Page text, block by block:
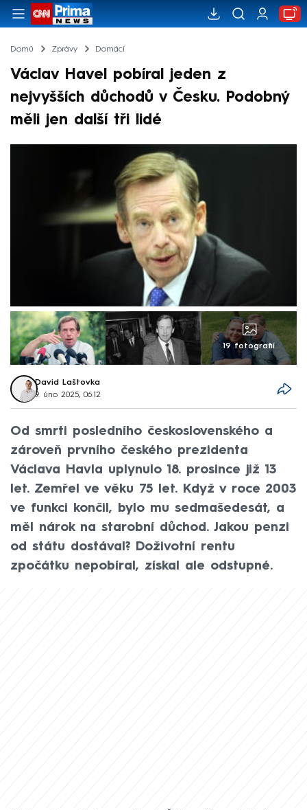
Domů Zprávy Domácí
Václav Havel pobíral jeden z
nejvyšších důchodů v Česku. Podobný
měli jen další tři lidé
19 fotografií
David Laštovka
9. úno 2025, 06:12
Od smrti posledního československého a
zároveň prvního českého prezidenta
Václava Havla uplynulo 18. prosince již 13
let. Zemřel ve věku 75 let. Když v roce 2003
ve funkci končil, bylo mu sedmašedesát, a
měl nárok na starobní důchod. Jakou penzi
od státu dostával? Doživotní rentu
zpočátku nepobíral, získal ale odstupné.